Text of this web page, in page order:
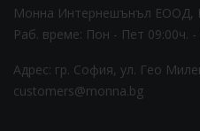
Монна Интернешънъл ЕООД,
Раб. време: Пoн - Пет 09:00ч. -
Адрес: гр. София, ул. Гео
customers@monna.bg